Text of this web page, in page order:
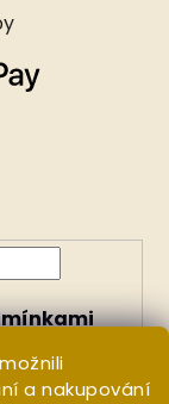
a nakupování